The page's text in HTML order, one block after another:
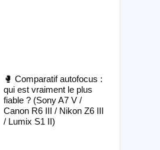
🥊 Comparatif autofocus :
qui est vraiment le plus
fiable ? (Sony A7 V /
Canon R6 III / Nikon Z6 III
/ Lumix S1 II)